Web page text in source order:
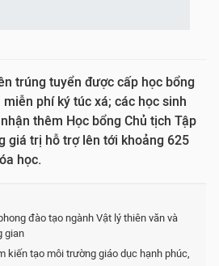
trúng tuyển được cấp học bổng
phí ký túc xá; các học sinh
thêm Học bổng Chủ tịch Tập
giá trị hỗ trợ lên tới khoảng 625
học.
đào tạo ngành Vật lý thiên văn và
gian
kiến tạo môi trường giáo dục hạnh phúc,